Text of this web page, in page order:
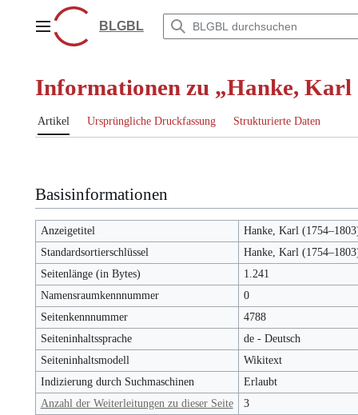
springenHauptmenüBLGBL
Informationen zu „Hanke, Karl
Artikel Ursprüngliche Druckfassung Strukturierte Daten
Basisinformationen
Anzeigetitel
Hanke, Karl
Standardsortierschlüssel
Hanke, Karl
Seitenlänge (in Bytes)
1.241
Namensraumkennnummer
0
Seitenkennnummer
4788
Seiteninhaltssprache
de - Deutsch
Seiteninhaltsmodell
Wikitext
Indizierung durch Suchmaschinen
Erlaubt
Anzahl der Weiterleitungen zu dieser Seite
3